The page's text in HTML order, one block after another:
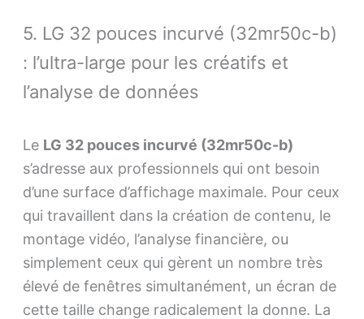
5. LG 32 pouces incurvé (32mr50c-b)
: l’ultra-large pour les créatifs et
l’analyse de données
Le LG 32 pouces incurvé (32mr50c-b)
s’adresse aux professionnels qui ont besoin
d’une surface d’affichage maximale. Pour ceux
qui travaillent dans la création de contenu, le
montage vidéo, l’analyse financière, ou
simplement ceux qui gèrent un nombre très
élevé de fenêtres simultanément, un écran de
cette taille change radicalement la donne. La